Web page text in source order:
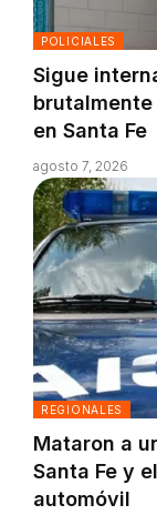
POLICIALES
Sigue
en Santa Fe
agosto 7, 2026
REGIONALES
Mataron a
Santa Fe y
automóvil